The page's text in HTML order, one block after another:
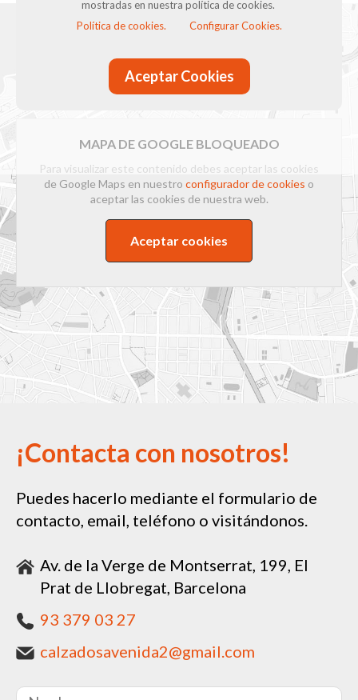
MAPA DE GOOGLE BLOQUEADO
Para visualizar este contenido debes aceptar las cookies
de Google Maps en nuestro configurador de cookies o
aceptar las cookies de nuestra web.
Aceptar cookies
¡Contacta con nosotros!
Puedes hacerlo mediante el formulario de
contacto, email, teléfono o visitándonos.
Av. de la Verge de Montserrat, 199, El
Prat de Llobregat, Barcelona
93 379 03 27
calzadosavenida2@gmail.com
mostradas en nuestra política de cookies.
Política de cookies.
Configurar Cookies.
Aceptar Cookies